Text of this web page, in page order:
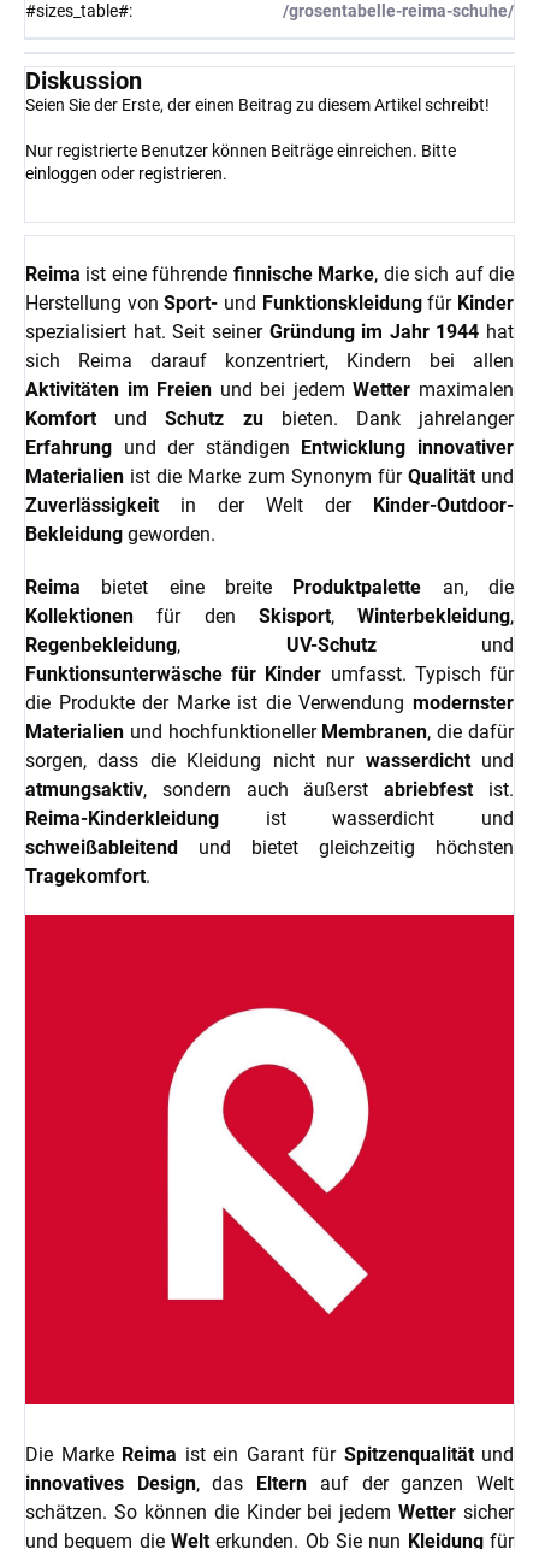
#sizes_table#: /grosentabelle-reima-schuhe/
Diskussion
Seien Sie der Erste, der einen Beitrag zu diesem Artikel schreibt!
Nur registrierte Benutzer können Beiträge einreichen. Bitte
einloggen oder registrieren.
Reima ist eine führende finnische Marke, die sich auf die
Herstellung vonSport- und Funktionskleidungfür Kinder
spezialisiert hat. Seit seiner Gründung im Jahr 1944 hat
sich Reima darauf konzentriert, Kindern bei allen
Aktivitäten im Freien und bei jedemWetter maximalen
KomfortundSchutz zubieten. Dank jahrelanger
Erfahrung und der ständigen
Entwicklung innovativer
Materialien ist die Marke zum Synonym für Qualitätund
Zuverlässigkeitin der Welt der
Kinder-Outdoor-
Bekleidung geworden.
Reima bietet eine breite Produktpalette an, die
Kollektionen für den Skisport, Winterbekleidung,
Regenbekleidung, UV-Schutzund
Funktionsunterwäsche für Kinder umfasst. Typisch für
die Produkte der Marke ist die Verwendung modernster
Materialien und hochfunktioneller Membranen, die dafür
sorgen, dass die Kleidung nicht nur wasserdichtund
atmungsaktiv, sondern auch äußerstabriebfestist.
Reima-Kinderkleidung ist wasserdicht und
schweißableitend
und bietet gleichzeitig höchsten
Tragekomfort.
Die Marke Reima ist ein Garant für Spitzenqualitätund
innovatives Design, das Eltern auf der ganzen Welt
schätzen. So können die Kinder bei jedemWetter sicher
und bequem die Welterkunden. Ob Sie nun Kleidungfür